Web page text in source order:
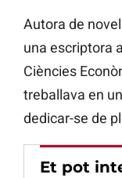
Autora de
una escriptora
Ciències
treballava en
dedicar-se de
Et pot